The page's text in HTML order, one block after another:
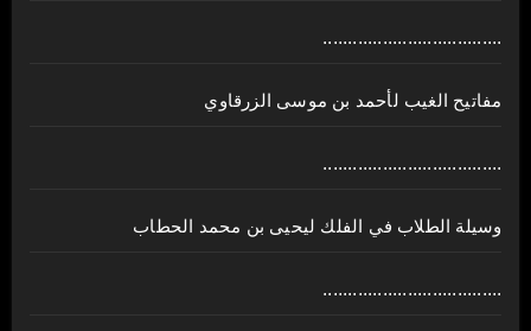
....................................
مفاتيح الغيب لأحمد بن موسى الزرقاوي
....................................
وسيلة الطلاب في الفلك ليحيى بن محمد الحطاب
....................................